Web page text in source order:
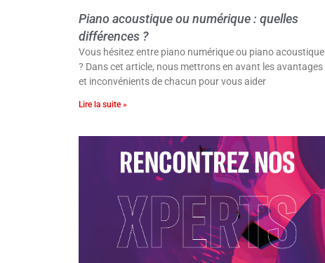
Piano acoustique ou numérique : quelles
différences ?
Vous hésitez entre piano numérique ou piano acoustique
? Dans cet article, nous mettrons en avant les avantages
et inconvénients de chacun pour vous aider
Lire la suite »